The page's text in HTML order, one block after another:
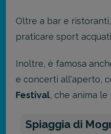
Oltre a bar e
praticare sport
Inoltre, è famosa
e concerti all'aperto,
Festival, che anima
Spiaggia di